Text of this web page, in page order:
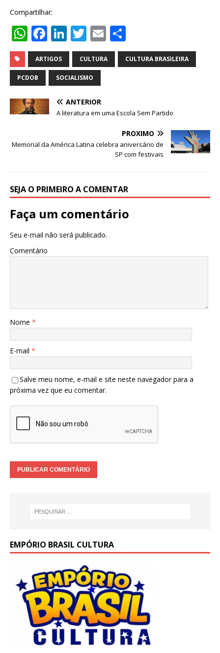
Compartilhar:
W
h
at
s
A
p
F
a
c
e
b
o
k
Li
n
k
e
dI
n
T
w
it
te
r
E
m
ai
h
ar
ARTIGOS CULTURA CULTURA BRASILEIRA
PCDOB SOCIALISMO
ANTERIOR
A literatura em uma Escola Sem Partido
PRÓXIMO
Memorial da América Latina celebra aniversário de
SP com festivais
SEJA O PRIMEIRO A COMENTAR
Faça um comentário
Seu e-mail não será publicado.
Comentário
Nome *
E-mail *
Salve meu nome, e-mail e site neste navegador para a
próxima vez que eu comentar.
EMPÓRIO BRASIL CULTURA